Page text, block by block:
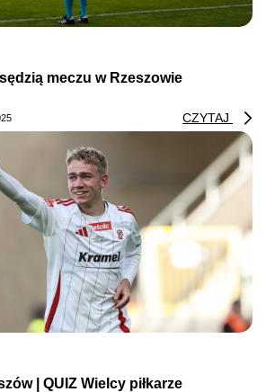
meczu w Rzeszowie
CZYTAJ
| QUIZ Wielcy piłkarze